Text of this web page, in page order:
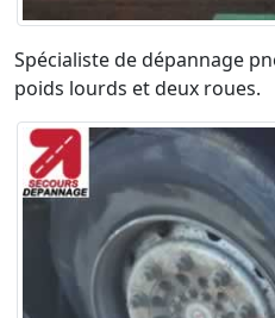
Spécialiste de dépannage
poids lourds et deux roues.